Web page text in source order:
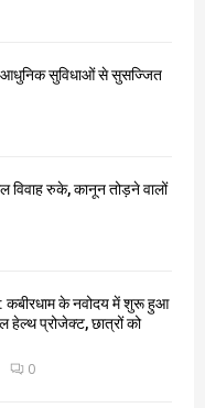
आधुनिक सुविधाओं से सुसज्जित
विवाह रुके, कानून तोड़ने वालों
कबीरधाम के नवोदय में शुरू हुआ
प्रोजेक्ट, छात्रों को
0